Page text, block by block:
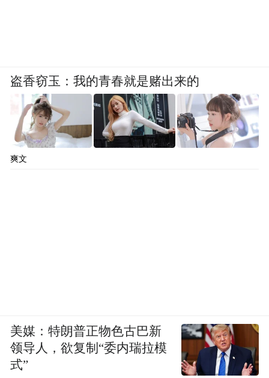
盗香窃玉：我的青春就是赌出来的
爽文
美媒：特朗普正物色古巴新
领导人，欲复制“委内瑞拉模
式”